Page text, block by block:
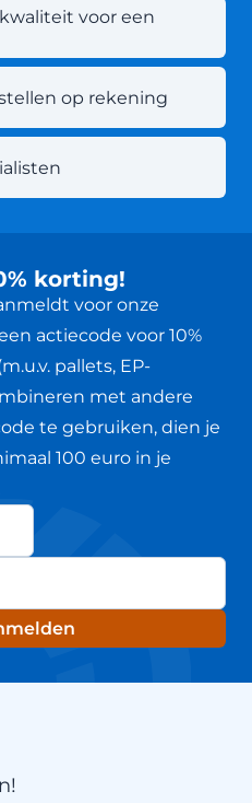
voor een
op rekening
korting!
voor onze
actiecode voor 10%
pallets, EP-
met andere
te gebruiken, dien je
100 euro in je